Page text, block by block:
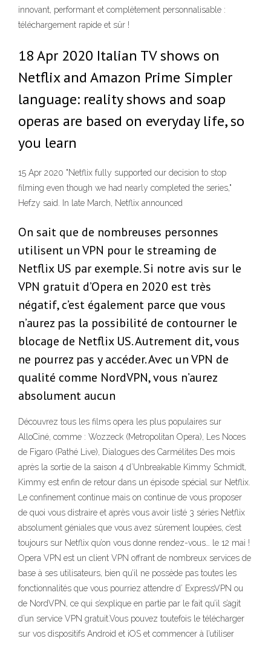
innovant, performant et complètement personnalisable :
téléchargement rapide et sûr !
18 Apr 2020 Italian TV‌ shows on
Netflix and Amazon Prime Simpler
language: reality shows and soap
operas are based on everyday life, so
you learn
15 Apr 2020 "Netflix fully supported our decision to stop
filming even though we had nearly completed the series,"
Hefzy said. In late March, Netflix announced
On sait que de nombreuses personnes
utilisent un VPN pour le streaming de
Netflix US par exemple. Si notre avis sur le
VPN gratuit d’Opera en 2020 est très
négatif, c’est également parce que vous
n’aurez pas la possibilité de contourner le
blocage de Netflix US. Autrement dit, vous
ne pourrez pas y accéder. Avec un VPN de
qualité comme NordVPN, vous n’aurez
absolument aucun
Découvrez tous les films opera les plus populaires sur
AlloCiné, comme : Wozzeck (Metropolitan Opera), Les Noces
de Figaro (Pathé Live), Dialogues des Carmélites Des mois
après la sortie de la saison 4 d’Unbreakable Kimmy Schmidt,
Kimmy est enfin de retour dans un épisode spécial sur Netflix.
Le confinement continue mais on continue de vous proposer
de quoi vous distraire et après vous avoir listé 3 séries Netflix
absolument géniales que vous avez sûrement loupées, c’est
toujours sur Netflix qu’on vous donne rendez-vous… le 12 mai !
Opera VPN est un client VPN offrant de nombreux services de
base à ses utilisateurs, bien qu’il ne possède pas toutes les
fonctionnalités que vous pourriez attendre d’ ExpressVPN ou
de NordVPN, ce qui s’explique en partie par le fait qu’il s’agit
d’un service VPN gratuit.Vous pouvez toutefois le télécharger
sur vos dispositifs Android et iOS et commencer à l’utiliser